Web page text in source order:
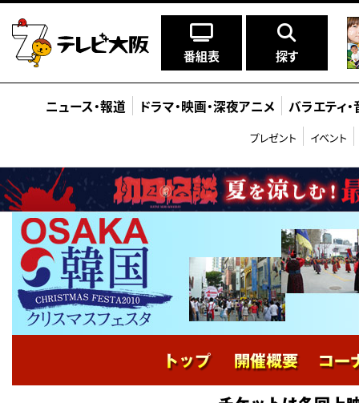
番組表 探す
ニュース・報道 ドラマ・映画・深夜アニメ バラエティ・
プレゼント イベント